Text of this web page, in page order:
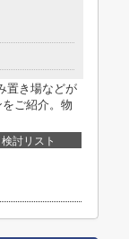
置き場などが
ご紹介。物
検討リスト